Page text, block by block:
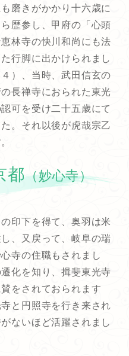
磨きがかかり十六歳に
歴参し、甲府の「心頭
林寺の快川和尚にも法
行脚に出かけられまし
）、当時、武田信玄の
長禅寺におられた東光
可を受け二十五歳にて
。それ以後が虎哉宗乙
都（妙心寺）
印下を得て、奥羽は米
、又戻って、岐阜の瑞
寺の住職もされまし
化を知り、揖斐東光寺
をされておられます
と円照寺を行き来され
ないほど活躍されまし